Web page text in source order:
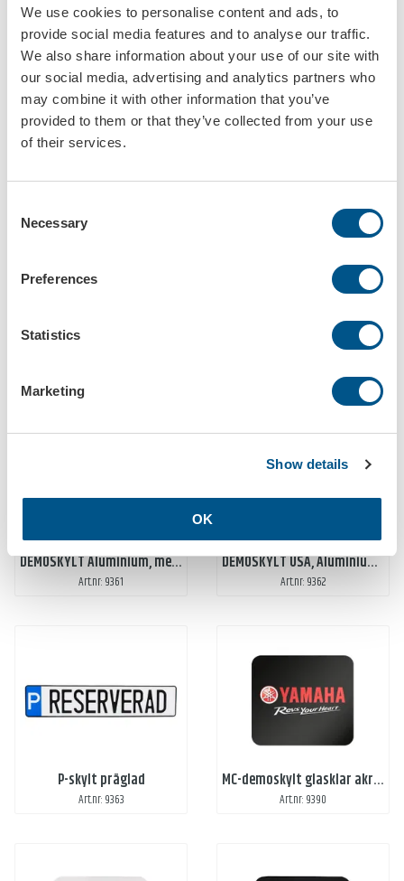
We use cookies to personalise content and ads, to
provide social media features and to analyse our traffic.
We also share information about your use of our site with
our social media, advertising and analytics partners who
may combine it with other information that you’ve
provided to them or that they’ve collected from your use
of their services.
Selection
Necessary
Preferences
Statistics
Marketing
Show details
OK
Demoskylt Aluminium vit, med skuren dekal
Art.nr: 926100
Demoskylt Aluminium svart, med skuren dekal
Demoskylt USA, Aluminium, skuren dekal
DEMOSKYLT Aluminium, med Prägling
Art.nr: 9361
DEMOSKYLT USA, Aluminium, Präglad
Art.nr: 9362
P-skylt präglad
Art.nr: 9363
MC-demoskylt glasklar akryl, digitaltryck
Art.nr: 9390